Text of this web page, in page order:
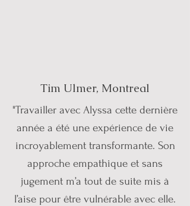
Tim Ulmer, Montreal
"Travailler avec Alyssa cette dernière
année a été une expérience de vie
incroyablement transformante. Son
approche empathique et sans
jugement m’a tout de suite mis à
l’aise pour être vulnérable avec elle.